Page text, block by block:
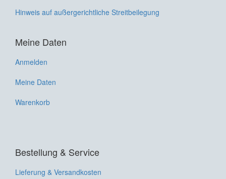
Hinweis auf außergerichtliche Streitbeilegung
Meine Daten
Anmelden
Meine Daten
Warenkorb
Bestellung & Service
Lieferung & Versandkosten